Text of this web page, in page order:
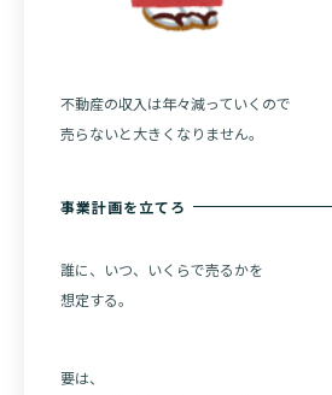
不動産の収入は年々減っていくので
売らないと大きくなりません。
事業計画を立てろ
誰に、いつ、いくらで売るかを
想定する。
要は、